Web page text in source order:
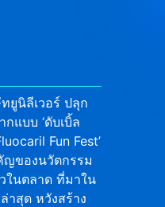
ยูนิลีเวอร์ ปลุก
แบบ ‘ดับเบิ้ล
Fun Fest’
ญของนวัตกรรม
ในตลาด ที่มาใน
สุด หวังสร้าง